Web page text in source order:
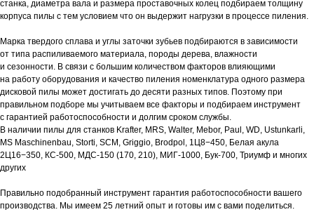
станка, диаметра вала и размера проставочных колец подбираем толщину
корпуса пилы с тем условием что он выдержит нагрузки в процессе пиления.
Марка твердого сплава и углы заточки зубьев подбираются в зависимости
от типа распиливаемого материала, породы дерева, влажности
и сезонности. В связи с большим количеством факторов влияющими
на работу оборудования и качество пиления номенклатура одного размера
дисковой пилы может достигать до десяти разных типов. Поэтому при
правильном подборе мы учитываем все факторы и подбираем инструмент
с гарантией работоспособности и долгим сроком службы.
В наличии пилы для станков Krafter, MRS, Walter, Mebor, Paul, WD, Ustunkarli,
MS Maschinenbau, Storti, SCM, Griggio, Brodpol, 1Ц8−450, Белая акула
2Ц16−350, КС-500, МДС-150 (170, 210), МИГ-1000, Бук-700, Триумф и многих
других
Правильно подобранный инструмент гарантия работоспособности вашего
производства. Мы имеем 25 летний опыт и готовы им с вами поделиться.